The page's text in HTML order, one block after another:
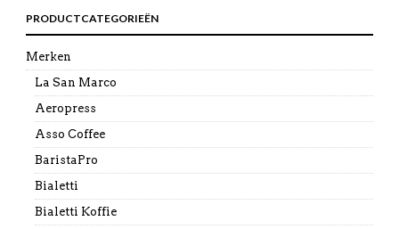
PRODUCTCATEGORIEËN
Merken
La San Marco
Aeropress
Asso Coffee
BaristaPro
Bialetti
Bialetti Koffie